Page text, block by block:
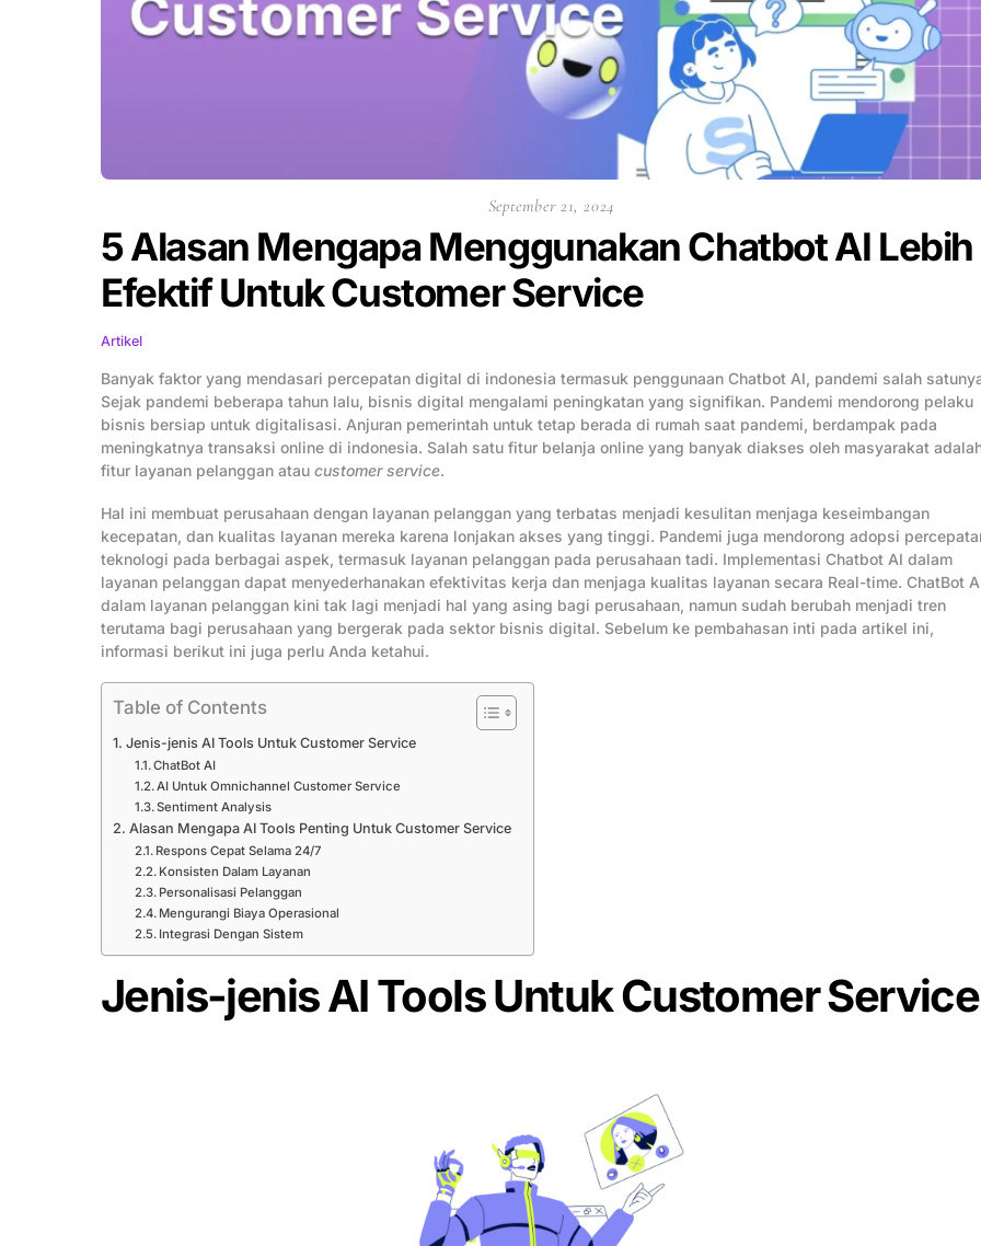
September 21, 2024
5 Alasan Mengapa Menggunakan Chatbot AI Lebih
Efektif Untuk Customer Service
Artikel
Banyak faktor yang mendasari percepatan digital di indonesia termasuk penggunaan Chatbot AI, pandemi salah
Sejak pandemi beberapa tahun lalu, bisnis digital mengalami peningkatan yang signifikan. Pandemi mendorong pelaku
bisnis bersiap untuk digitalisasi. Anjuran pemerintah untuk tetap berada di rumah saat pandemi, berdampak pada
meningkatnya transaksi online di indonesia. Salah satu fitur belanja online yang banyak diakses oleh masyarakat
fitur layanan pelanggan atau customer service.
Hal ini membuat perusahaan dengan layanan pelanggan yang terbatas menjadi kesulitan menjaga keseimbangan
kecepatan, dan kualitas layanan mereka karena lonjakan akses yang tinggi. Pandemi juga mendorong adopsi
teknologi pada berbagai aspek, termasuk layanan pelanggan pada perusahaan tadi. Implementasi Chatbot AI dalam
layanan pelanggan dapat menyederhanakan efektivitas kerja dan menjaga kualitas layanan secara Real-time. ChatBot
dalam layanan pelanggan kini tak lagi menjadi hal yang asing bagi perusahaan, namun sudah berubah menjadi tren
terutama bagi perusahaan yang bergerak pada sektor bisnis digital. Sebelum ke pembahasan inti pada artikel ini,
informasi berikut ini juga perlu Anda ketahui.
Table of Contents
Jenis-jenis AI Tools Untuk Customer Service
ChatBot AI
AI Untuk Omnichannel Customer Service
Sentiment Analysis
Alasan Mengapa AI Tools Penting Untuk Customer Service
Respons Cepat Selama 24/7
Konsisten Dalam Layanan
Personalisasi Pelanggan
Mengurangi Biaya Operasional
Integrasi Dengan Sistem
Jenis-jenis AI Tools Untuk Customer Service